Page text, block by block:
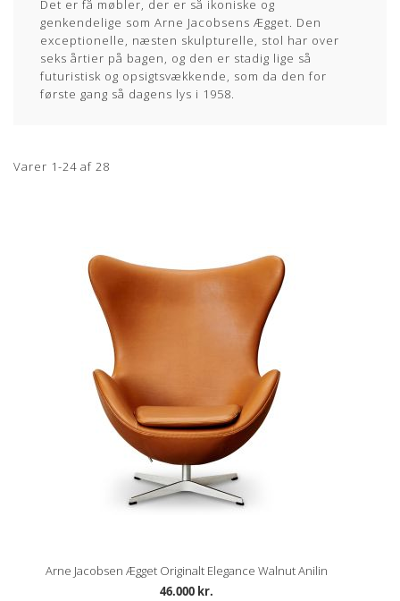
Det er få møbler, der er så ikoniske og
genkendelige som Arne Jacobsens Ægget. Den
exceptionelle, næsten skulpturelle, stol har over
seks årtier på bagen, og den er stadig lige så
futuristisk og opsigtsvækkende, som da den for
første gang så dagens lys i 1958.
Varer 1-24 af 28
Arne Jacobsen Ægget Originalt Elegance Walnut Anilin
46.000 kr.